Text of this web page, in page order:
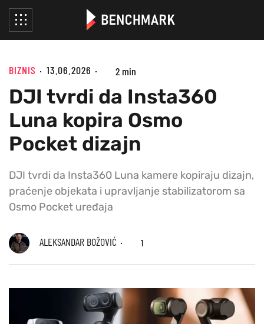
BIZNIS 13.06.2026 2 min
DJI tvrdi da Insta360
Luna kopira Osmo
Pocket dizajn
DJI tvrdi da Insta360 Luna kamere kopiraju dizajn,
praćenje objekata i upravljanje stabilizatorom sa
Osmo Pocket uređaja
ALEKSANDAR BOŽOVIĆ 1